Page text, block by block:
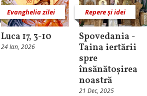
Evanghelia zilei
Luca 17, 3-10
24 Ian, 2026
Repere și idei
Spovedania -
Taina iertării
spre
însănătoșirea
noastră
21 Dec, 2025